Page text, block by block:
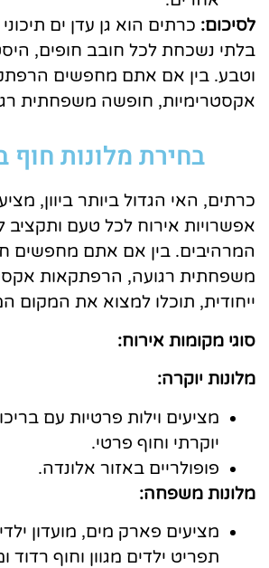
לסיכום: כרתים הוא גן עדן ים
בלתי נשכחת לכל חובב חופים,
וטבע. בין אם אתם מחפשים
אקסטרימיות, חופשה משפחתית
בחירת מלונות חוף
כרתים, האי הגדול ביותר ביוון,
אפשרויות אירוח לכל טעם ותקציב
המרהיבים. בין אם אתם מחפשים
משפחתית רגועה, הרפתקאות
ייחודית, תוכלו למצוא את המקום
סוגי מקומות אירוח:
מלונות יוקרה:
מציעים וילות פרטיות עם
יוקרתי וחוף פרטי.
פופולריים באזור אלונדה.
מלונות משפחה:
מציעים פארק מים, מועדון
תפריט ילדים מגוון וחוף רדוד